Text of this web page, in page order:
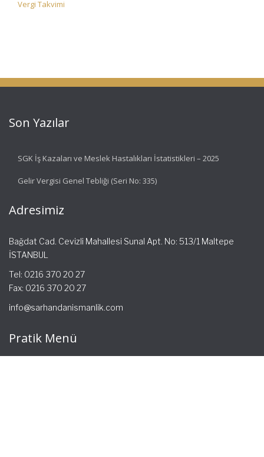
Vergi Takvimi
Son Yazılar
SGK İş Kazaları ve Meslek Hastalıkları İstatistikleri – 2025
Gelir Vergisi Genel Tebliği (Seri No: 335)
Adresimiz
Bağdat Cad. Cevizli Mahallesi Sunal Apt. No: 513/1 Maltepe
İSTANBUL
Tel: 0216 370 20 27
Fax: 0216 370 20 27
info@sarhandanismanlik.com
Pratik Menü